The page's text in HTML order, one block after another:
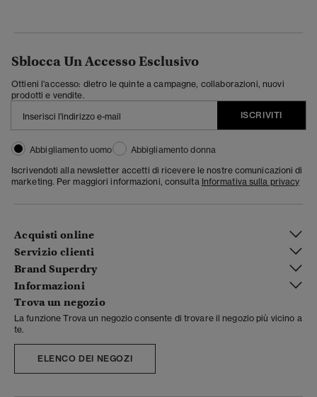
Sblocca Un Accesso Esclusivo
Ottieni l'accesso: dietro le quinte a campagne, collaborazioni, nuovi
prodotti e vendite.
ISCRIVITI
Abbigliamento uomo
Abbigliamento donna
Iscrivendoti alla newsletter accetti di ricevere le nostre comunicazioni di
marketing. Per maggiori informazioni, consulta Informativa sulla privacy
Acquisti online
Servizio clienti
Brand Superdry
Informazioni
Trova un negozio
La funzione Trova un negozio consente di trovare il negozio più vicino a
te.
ELENCO DEI NEGOZI